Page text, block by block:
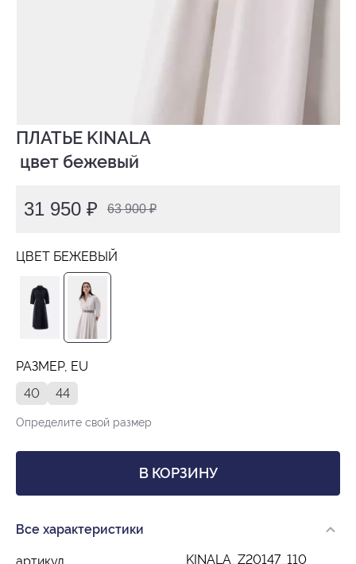
ПЛАТЬЕ KINALA
цвет бежевый
31 950 ₽ 63 900 ₽
ЦВЕТ БЕЖЕВЫЙ
РАЗМЕР, EU
40
44
Определите свой размер
В КОРЗИНУ
Все характеристики
KINALA_Z20147_110